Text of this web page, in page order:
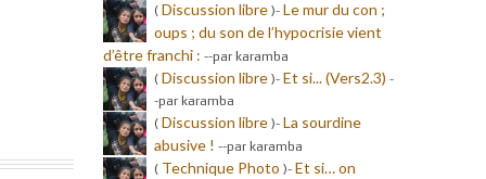
( Discussion libre)- Le mur du con ;
oups ; du son de l’hypocrisie vient
d’être franchi : --par karamba
( Discussion libre)- Et si... (Vers2.3) -
-par karamba
( Discussion libre)- La sourdine
abusive ! --par karamba
( Technique Photo )- Et si… on